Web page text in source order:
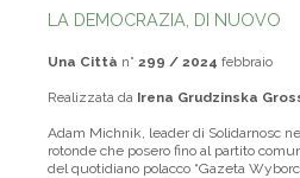
LA DEMOCRAZIA, DI NUOVO
Una Città n° 299 / 2024 febbraio
Realizzata da Irena Grudzinska
Adam Michnik, leader di Solidarnosc
rotonde che posero fino al partito
del quotidiano polacco “Gazeta